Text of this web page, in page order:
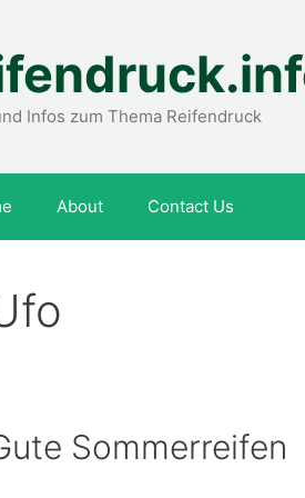
Infos zum Thema Reifendruck
About Contact Us
Sommerreifen